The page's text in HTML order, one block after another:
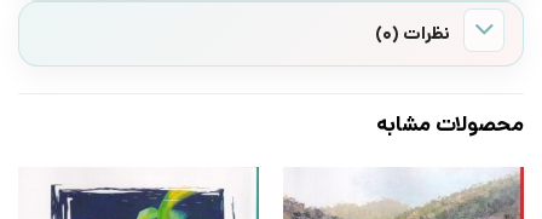
نظرات (0)
محصولات مشابه